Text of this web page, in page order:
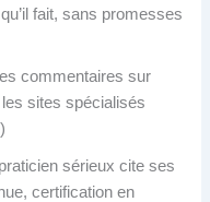
fait, sans promesses
commentaires sur
sites spécialisés
sérieux cite ses
certification en